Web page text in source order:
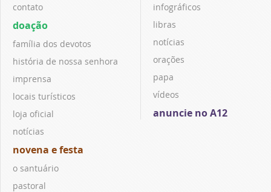
contato
doação
família dos devotos
história de nossa senhora
imprensa
locais turísticos
loja oficial
notícias
novena e festa
o santuário
pastoral
infográficos
libras
notícias
orações
papa
vídeos
anuncie no A12